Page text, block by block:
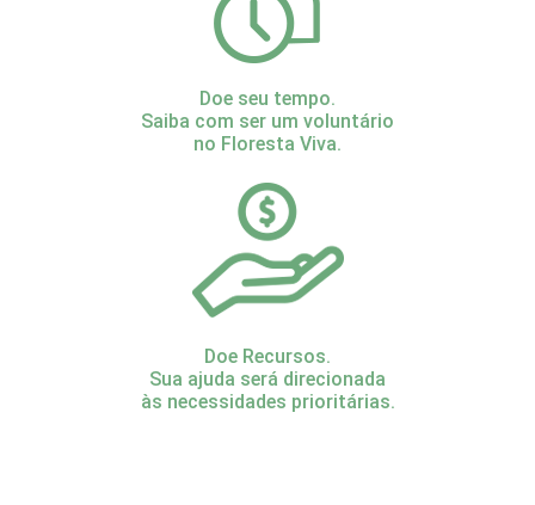
Doe seu tempo.
Saiba com ser um voluntário
no Floresta Viva.
Doe Recursos.
Sua ajuda será direcionada
às necessidades prioritárias.